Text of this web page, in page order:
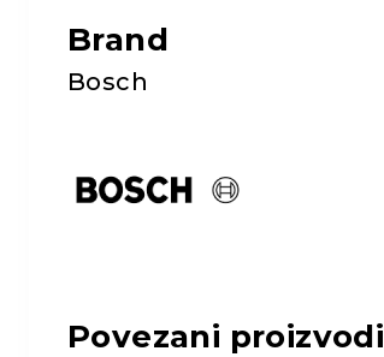
Brand
Bosch
Povezani proizvodi